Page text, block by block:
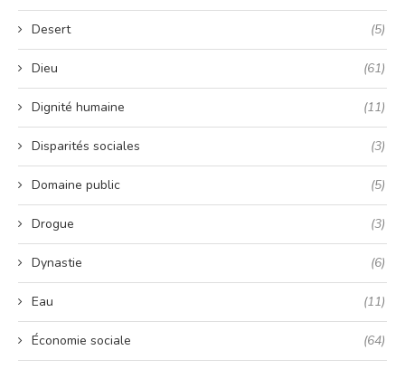
Desert (5)
Dieu (61)
Dignité humaine (11)
Disparités sociales (3)
Domaine public (5)
Drogue (3)
Dynastie (6)
Eau (11)
Économie sociale (64)